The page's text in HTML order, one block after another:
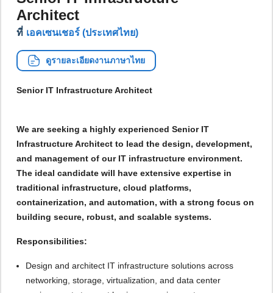
Architect
ที่ เอคเซนเชอร์ (ประเทศไทย)
ดูรายละเอียดงานภาษาไทย
Senior IT Infrastructure Architect
We are seeking a highly experienced Senior IT
Infrastructure Architect to lead the design, development,
and management of our IT infrastructure environment.
The ideal candidate will have extensive expertise in
traditional infrastructure, cloud platforms,
containerization, and automation, with a strong focus on
building secure, robust, and scalable systems.
Responsibilities:
Design and architect IT infrastructure solutions across
networking, storage, virtualization, and data center